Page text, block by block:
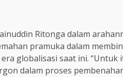
Ritonga dalam
pramuka dalam
globalisasi saat ini.
dalam proses